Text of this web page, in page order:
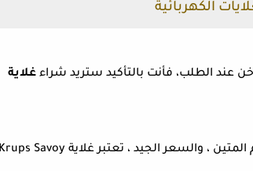
الكهربائية
عند الطلب، فأنت بالتأكيد ستريد شراء غلاية